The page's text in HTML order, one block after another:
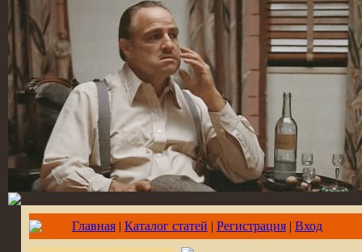
Главная| Каталог статей | Регистрация| Вход